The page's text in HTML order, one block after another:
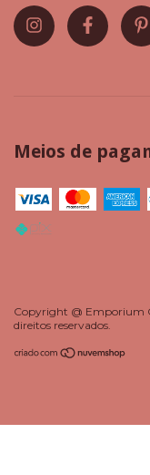
Meios de
Copyright @ Emporium
direitos reservados.